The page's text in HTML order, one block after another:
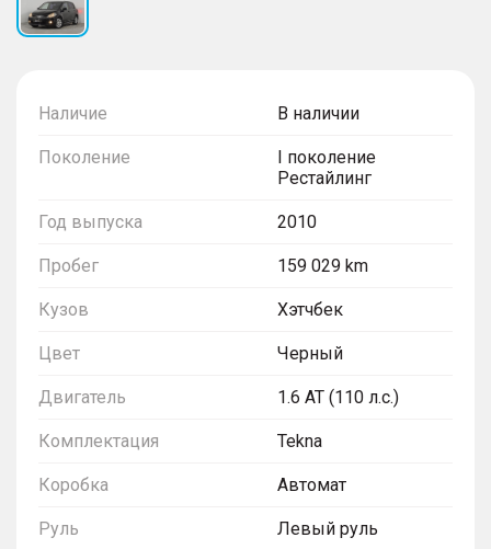
Наличие В наличии
Поколение
I поколение
Рестайлинг
Год выпуска 2010
Пробег 159 029 km
Кузов Хэтчбек
Цвет Черный
Двигатель 1.6 AT (110 л.с.)
Комплектация Tekna
Коробка Автомат
Руль Левый руль